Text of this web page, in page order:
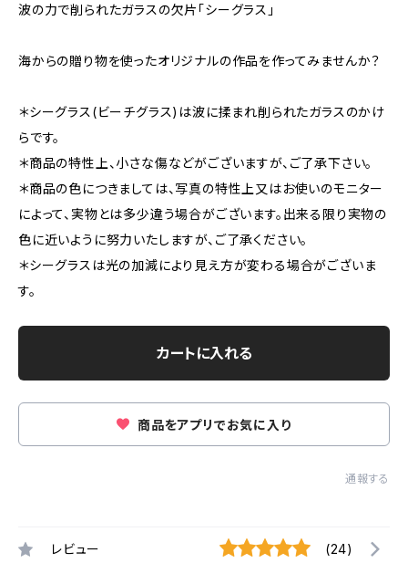
波の力で削られたガラスの欠片「シーグラス」
海からの贈り物を使ったオリジナルの作品を作ってみませんか？
＊シーグラス(ビーチグラス)は波に揉まれ削られたガラスのかけ
らです。
＊商品の特性上、小さな傷などがございますが、ご了承下さい。
＊商品の色につきましては、写真の特性上又はお使いのモニター
によって、実物とは多少違う場合がございます。出来る限り実物の
色に近いように努力いたしますが、ご了承ください。
＊シーグラスは光の加減により見え方が変わる場合がございま
す。
カートに入れる
商品をアプリでお気に入り
通報する
レビュー (24)